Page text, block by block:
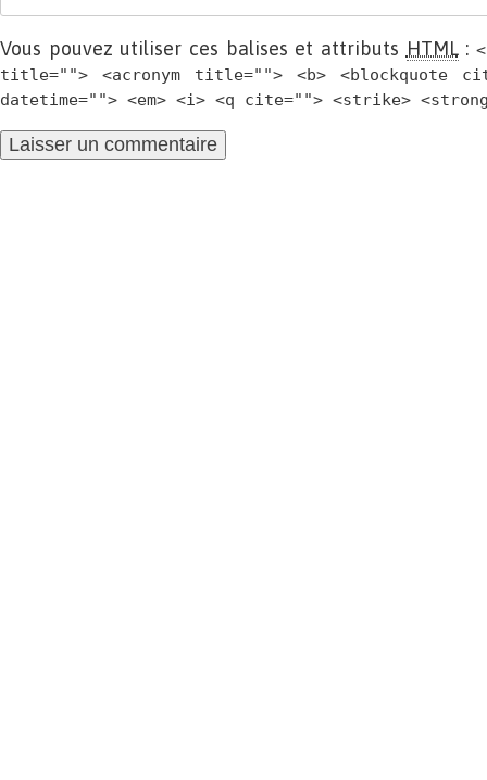
Vous pouvez utiliser ces balises et attributs HTML:
title=""> <acronym title=""> <b> <blockquote
datetime=""> <em> <i> <q cite=""> <strike>